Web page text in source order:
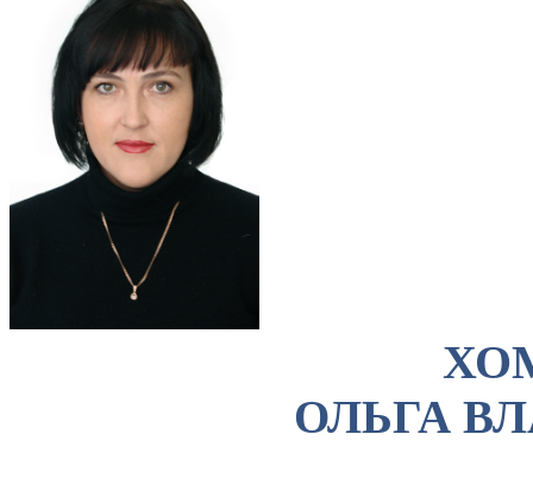
ОЛЬГА